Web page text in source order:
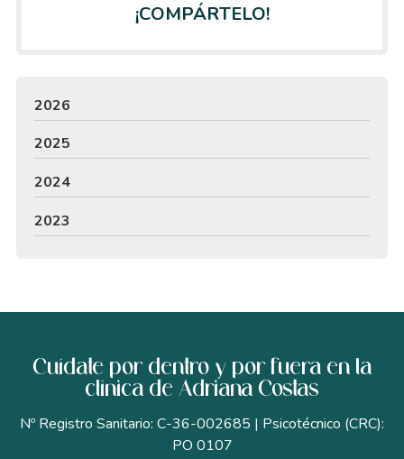
¡COMPÁRTELO!
2026
2025
2024
2023
Cuídate por dentro y por fuera en la
clínica de Adriana Costas
Nº Registro Sanitario: C-36-002685 | Psicotécnico (CRC):
PO 0107